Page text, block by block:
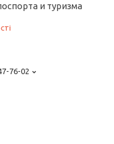
и туризма
76-02